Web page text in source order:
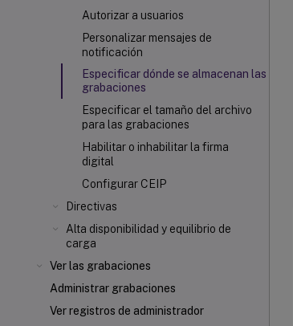
Autorizar a usuarios
Personalizar mensajes de
notificación
Especificar dónde se almacenan las
grabaciones
Especificar el tamaño del archivo
para las grabaciones
Habilitar o inhabilitar la firma
digital
Configurar CEIP
Directivas
Alta disponibilidad y equilibrio de
carga
Ver las grabaciones
Administrar grabaciones
Ver registros de administrador